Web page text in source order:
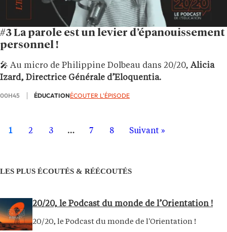
#3 La parole est un levier d’épanouissement
personnel !
🎤 Au micro de Philippine Dolbeau dans 20/20, Alicia
Izard, Directrice Générale d’Eloquentia.
00H45 ÉDUCATIONÉCOUTER L'ÉPISODE
1 2 3 … 7 8 Suivant »
LES PLUS ÉCOUTÉS & RÉÉCOUTÉS
20/20, le Podcast du monde de l’Orientation !
20/20, le Podcast du monde de l'Orientation !